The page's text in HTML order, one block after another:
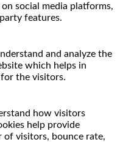
social media platforms,
features.
and analyze the
which helps in
the visitors.
how visitors
help provide
visitors, bounce rate,